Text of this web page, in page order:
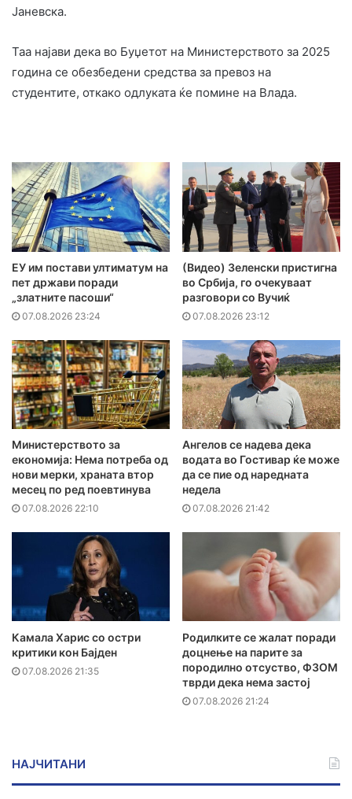
Јаневска.
Таа најави дека во Буџетот на Министерството за 2025
година се обезбедени средства за превоз на
студентите, откако одлуката ќе помине на Влада.
ЕУ им постави ултиматум на
пет држави поради
„златните пасоши“
07.08.2026 23:24
(Видео) Зеленски пристигна
во Србија, го очекуваат
разговори со Вучиќ
07.08.2026 23:12
Министерството за
економија: Нема потреба од
нови мерки, храната втор
месец по ред поевтинува
07.08.2026 22:10
Ангелов се надева дека
водата во Гостивар ќе може
да се пие од наредната
недела
07.08.2026 21:42
Камала Харис со остри
критики кон Бајден
07.08.2026 21:35
Родилките се жалат поради
доцнење на парите за
породилно отсуство, ФЗОМ
тврди дека нема застој
07.08.2026 21:24
НАЈЧИТАНИ